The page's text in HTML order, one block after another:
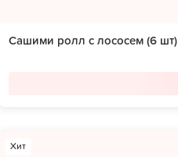
Сашими ролл с лососем (6 шт)
Хит